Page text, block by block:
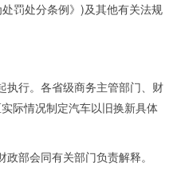
罚处分条例》)及其他有关法规
行。各省级商务主管部门、财
际情况制定汽车以旧换新具体
部会同有关部门负责解释。